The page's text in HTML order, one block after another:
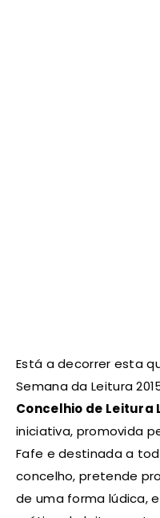
Está a decorrer esta
Semana da Leitura
Concelhio de Leitura
iniciativa, promovida
Fafe e destinada a
concelho, pretende
de uma forma lúdica,